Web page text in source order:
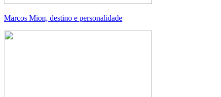
Marcos Mion, destino e personalidade